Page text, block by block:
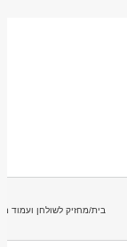
בית/מחזיק לשולחן ועמוד